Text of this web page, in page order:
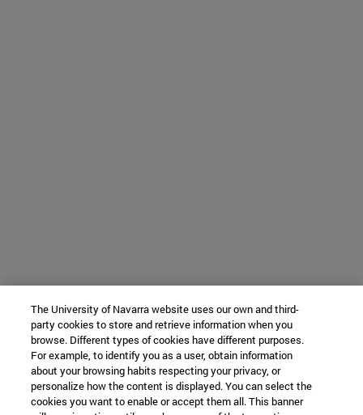
The University of Navarra website uses our own and third-
party cookies to store and retrieve information when you
browse. Different types of cookies have different purposes.
For example, to identify you as a user, obtain information
about your browsing habits respecting your privacy, or
personalize how the content is displayed. You can select the
cookies you want to enable or accept them all. This banner